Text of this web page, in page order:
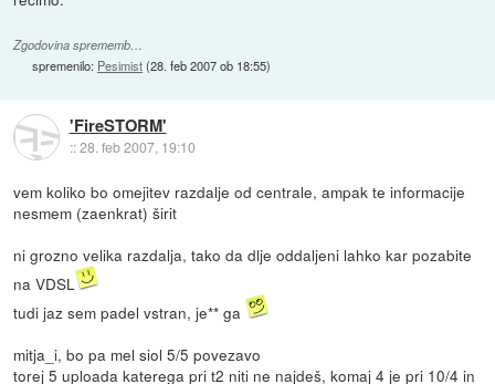
Zgodovina sprememb…
spremenilo: Pesimist(28. feb 2007 ob 18:55)
'FireSTORM'
::28. feb 2007, 19:10
vem koliko bo omejitev razdalje od centrale, ampak te informacije
nesmem (zaenkrat) širit
ni grozno velika razdalja, tako da dlje oddaljeni lahko kar pozabite
na VDSL
tudi jaz sem padel vstran, je** ga
mitja_i, bo pa mel siol 5/5 povezavo
torej 5 uploada katerega pri t2 niti ne najdeš, komaj 4 je pri 10/4 in